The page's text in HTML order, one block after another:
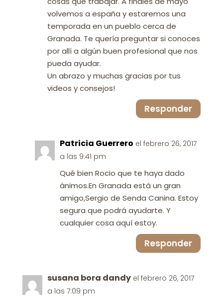
volvemos a españa y estaremos una
temporada en un pueblo cerca de
Granada. Te quería preguntar si conoces
por allí a algún buen profesional que nos
pueda ayudar.
Un abrazo y muchas gracias por tus
videos y consejos!
Responder
Patricia Guerrero el febrero 26, 2017
a las 9:41 pm
Qué bien Rocio que te haya dado
ánimos.En Granada está un gran
amigo,Sergio de Senda Canina. Estoy
segura que podrá ayudarte. Y
cualquier cosa aquí estoy.
Responder
susana bora dandy el febrero 26, 2017
a las 7:09 pm